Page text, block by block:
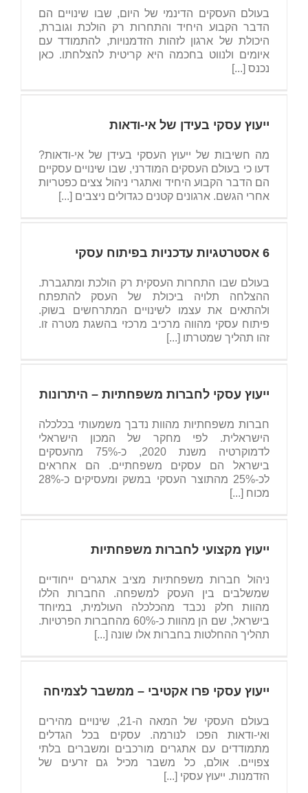
בעולם העסקים הדינמי של היום, שבו שינויים הם
הדבר הקבוע היחיד והתחרות רק הולכת וגוברת,
היכולת של ארגון לזהות הזדמנויות, להתמודד עם
איומים ולנווט בחכמה היא קריטית להצלחתו. כאן
נכנס [...]
ייעוץ עסקי בעידן של אי-ודאות
מה חשיבות של ייעוץ העסקי בעידן של אי-ודאות?
דעו כי בעולם העסקים המודרני, שבו שינויים עסקיים
הם הדבר הקבוע היחיד ואתגרי ניהול צצים כפטריות
אחרי הגשם. ארגונים קטנים כגדולים ניצבים [...]
6 אסטרטגיות עדכניות בפיתוח עסקי
בעולם שבו התחרות העסקית רק הולכת ומתגברת.
ההצלחה תלויה ביכולת של העסק להתפתח
ולהתאים את עצמו לשינויים המתרחשים בשוק.
פיתוח עסקי מהווה מרכיב מרכזי בהשגת מטרה זו.
זהו תהליך שמטרתו [...]
ייעוץ עסקי לחברות משפחתיות – היתרונות
חברות משפחתיות מהוות נדבך משמעותי בכלכלה
הישראלית. לפי מחקר של המכון הישראלי
לדמוקרטיה משנת 2020, כ-75% מהעסקים
בישראל הם עסקים משפחתיים. הם אחראים
לכ-25% מהתוצר העסקי במשק ומעסיקים כ-28%
מכוח [...]
ייעוץ מקצועי לחברות משפחתיות
ניהול חברות משפחתיות מציב אתגרים ייחודיים
שמשלבים בין העסק למשפחה. החברות הללו
מהוות חלק נכבד מהכלכלה העולמית, במיוחד
בישראל, שם הן מהוות כ-60% מהחברות הפרטיות.
תהליך ההחלטות בחברות אלו שונה [...]
ייעוץ עסקי פרו אקטיבי – ממשבר לצמיחה
בעולם העסקי של המאה ה-21, שינויים מהירים
ואי-ודאות הפכו לנורמה. עסקים בכל הגדלים
מתמודדים עם אתגרים מורכבים ומשברים בלתי
צפויים. אולם, כל משבר מכיל גם זרעים של
הזדמנות. ייעוץ עסקי [...]